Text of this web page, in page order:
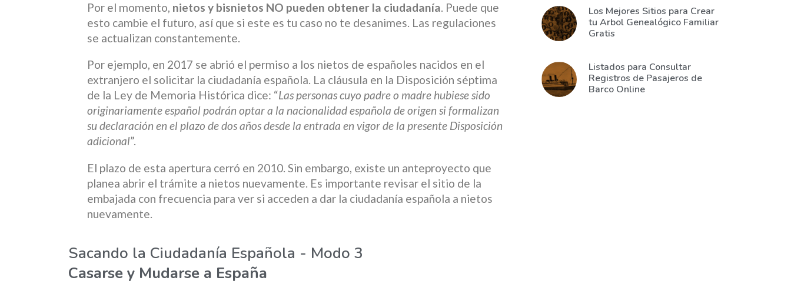
Por el momento, nietos y bisnietos NO pueden obtener la ciudadanía. Puede que
esto cambie el futuro, así que si este es tu caso no te desanimes. Las regulaciones
se actualizan constantemente.
Por ejemplo, en 2017 se abrió el permiso a los nietos de españoles nacidos en el
extranjero el solicitar la ciudadanía española. La cláusula en la Disposición séptima
de la Ley de Memoria Histórica dice: “Las personas cuyo padre o madre hubiese sido
originariamente español podrán optar a la nacionalidad española de origen si formalizan
su declaración en el plazo de dos años desde la entrada en vigor de la presente Disposición
adicional”.
El plazo de esta apertura cerró en 2010. Sin embargo, existe un anteproyecto que
planea abrir el trámite a nietos nuevamente. Es importante revisar el sitio de la
embajada con frecuencia para ver si acceden a dar la ciudadanía española a nietos
nuevamente.
Sacando la Ciudadanía Española - Modo 3
Casarse y Mudarse a España
Los Mejores Sitios para Crear
tu Arbol Genealógico Familiar
Gratis
Listados para Consultar
Registros de Pasajeros de
Barco Online